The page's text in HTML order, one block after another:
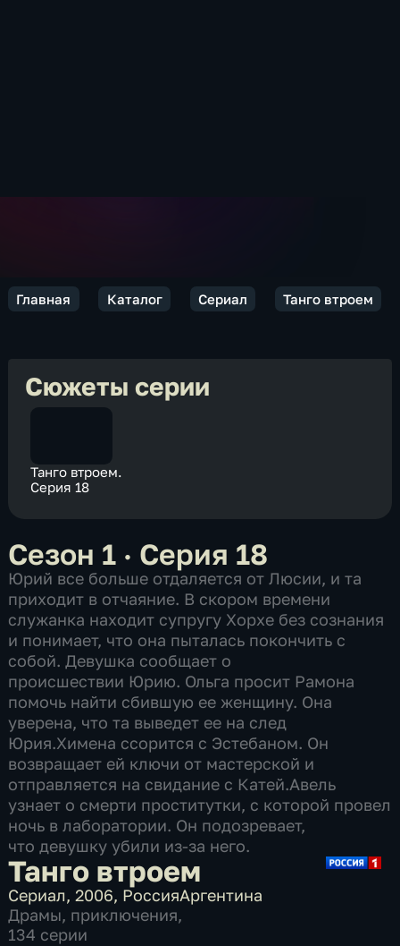
Главная Каталог Сериал Танго втроем
Сюжеты серии
Танго втроем.
Серия 18
Сезон 1 · Серия 18
Юрий все больше отдаляется от Люсии, и та
приходит в отчаяние. В скором времени
служанка находит супругу Хорхе без сознания
и понимает, что она пыталась покончить с
собой. Девушка сообщает о
происшествии Юрию. Ольга просит Рамона
помочь найти сбившую ее женщину. Она
уверена, что та выведет ее на след
Юрия.Химена ссорится с Эстебаном. Он
возвращает ей ключи от мастерской и
отправляется на свидание с Катей.Авель
узнает о смерти проститутки, с которой провел
ночь в лаборатории. Он подозревает,
что девушку убили из-за него.
Танго втроем
Сериал,2006, РоссияАргентина
Драмы, приключения,
134 серии